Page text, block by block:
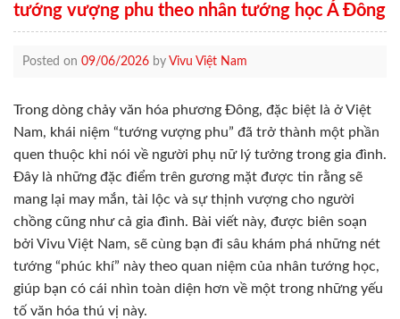
tướng vượng phu theo nhân tướng học Á Đông
Posted on 09/06/2026 by Vivu Việt Nam
Trong dòng chảy văn hóa phương Đông, đặc biệt là ở Việt
Nam, khái niệm “tướng vượng phu” đã trở thành một phần
quen thuộc khi nói về người phụ nữ lý tưởng trong gia đình.
Đây là những đặc điểm trên gương mặt được tin rằng sẽ
mang lại may mắn, tài lộc và sự thịnh vượng cho người
chồng cũng như cả gia đình. Bài viết này, được biên soạn
bởi Vivu Việt Nam, sẽ cùng bạn đi sâu khám phá những nét
tướng “phúc khí” này theo quan niệm của nhân tướng học,
giúp bạn có cái nhìn toàn diện hơn về một trong những yếu
tố văn hóa thú vị này.